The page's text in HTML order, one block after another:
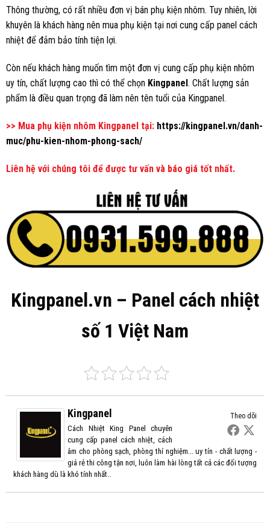
Thông thường, có rất nhiều đơn vị bán phụ kiện nhôm. Tuy nhiên, lời
khuyên là khách hàng nên mua phụ kiện tại nơi cung cấp panel cách
nhiệt để đảm bảo tính tiện lợi.
Còn nếu khách hàng muốn tìm một đơn vị cung cấp phụ kiện nhôm
uy tín, chất lượng cao thì có thể chọn Kingpanel. Chất lượng sản
phẩm là điều quan trọng đã làm nên tên tuổi của Kingpanel.
>> Mua phụ kiện nhôm Kingpanel tại: https://kingpanel.vn/danh-
muc/phu-kien-nhom-phong-sach/
Liên hệ với chúng tôi để được tư vấn và báo giá tốt nhất.
Kingpanel.vn – Panel cách nhiệt
số 1 Việt Nam
Theo dõi
Kingpanel
Cách Nhiệt King Panel chuyên
cung cấp panel cách nhiệt, cách
âm cho phòng sạch, phòng thí nghiệm... uy tín - chất lượng -
giá rẻ thi công tận nơi, luôn làm hài lòng tất cả các đối tượng
khách hàng dù là khó tính nhất..